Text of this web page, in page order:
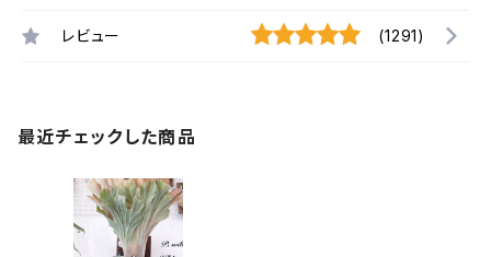
レビュー (1291)
最近チェックした商品